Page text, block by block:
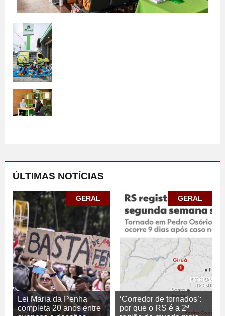
ÚLTIMAS NOTÍCIAS
GERAL
Lei Maria da Penha
completa 20 anos entre
GERAL
‘Corredor de tornados’:
por que o RS é a 2ª